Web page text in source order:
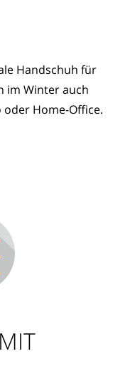
Handschuh für
im Winter auch
Home-Office.
MIT